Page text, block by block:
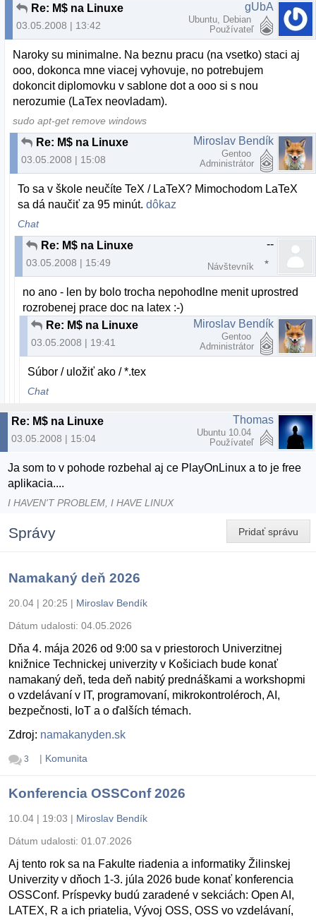
Re: M$ na Linuxe
03.05.2008 | 13:42
gUbA
Ubuntu, Debian
Používateľ
Naroky su minimalne. Na beznu pracu (na vsetko) staci aj
ooo, dokonca mne viacej vyhovuje, no potrebujem
dokoncit diplomovku v sablone dot a ooo si s nou
nerozumie (LaTex neovladam).
sudo apt-get remove windows
Re: M$ na Linuxe
03.05.2008 | 15:08
Miroslav Bendík
Gentoo
Administrátor
To sa v škole neučíte TeX / LaTeX? Mimochodom LaTeX
sa dá naučiť za 95 minút.dôkaz
Chat
Re: M$ na Linuxe
03.05.2008 | 15:49
--
Návštevník
no ano - len by bolo trocha nepohodlne menit uprostred
rozrobenej prace doc na latex :-)
Re: M$ na Linuxe
03.05.2008 | 19:41
Miroslav Bendík
Gentoo
Administrátor
Súbor / uložiť ako / *.tex
Chat
Re: M$ na Linuxe
03.05.2008 | 15:04
Thomas
Ubuntu 10.04
Používateľ
Ja som to v pohode rozbehal aj ce PlayOnLinux a to je free
aplikacia....
I HAVEN'T PROBLEM, I HAVE LINUX
Pridať správu
Správy
Namakaný deň 2026
20.04 | 20:25 | Miroslav Bendík
Dátum udalosti: 04.05.2026
Dňa 4. mája 2026 od 9:00 sa v priestoroch Univerzitnej
knižnice Technickej univerzity v Košiciach bude konať
namakaný deň, teda deň nabitý prednáškami a workshopmi
o vzdelávaní v IT, programovaní, mikrokontroléroch, AI,
bezpečnosti, IoT a o ďalších témach.
Zdroj: namakanyden.sk
3 | Komunita
Konferencia OSSConf 2026
10.04 | 19:03 | Miroslav Bendík
Dátum udalosti: 01.07.2026
Aj tento rok sa na Fakulte riadenia a informatiky Žilinskej
Univerzity v dňoch 1-3. júla 2026 bude konať konferencia
OSSConf. Príspevky budú zaradené v sekciách: Open AI,
LATEX, R a ich priatelia, Vývoj OSS, OSS vo vzdelávaní,